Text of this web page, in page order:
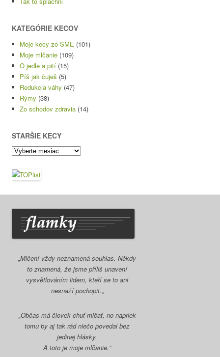
KATEGÓRIE KECOV
Moje kecy zo SME (101)
Moje mlčanie (109)
O jedle a pití (15)
Píš jak čuješ (5)
Redukcia váhy (47)
Rýmy (38)
Zo schodov zdravia (14)
STARŠIE KECY
Staršie
kecy
„Mlčení vždy neznamená souhlas. Někdy
to znamená, že jsme příliš unavení
vysvětlováním lidem, kteří se to ani
nesnaží pochopit.„
„Občas má človek chuť mlčať, no napriek
tomu by aj tak rád niečo povedal bez
jedinej hlásky.
A toto je moje mlčanie.“